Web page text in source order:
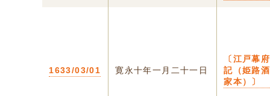
1633/03/01 寛永十年一月二十一日
〔江戸幕
記（姫路
家本）〕